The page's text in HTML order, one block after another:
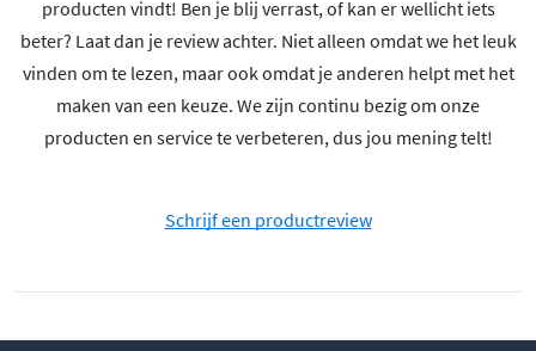
producten vindt! Ben je blij verrast, of kan er wellicht iets
beter? Laat dan je review achter. Niet alleen omdat we het leuk
vinden om te lezen, maar ook omdat je anderen helpt met het
maken van een keuze. We zijn continu bezig om onze
producten en service te verbeteren, dus jou mening telt!
Schrijf een productreview